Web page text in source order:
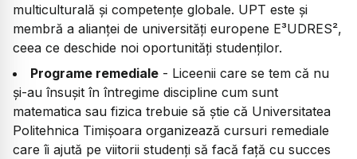
multiculturală și competențe globale. UPT este și
membră a alianței de universități europene E³UDRES²,
ceea ce deschide noi oportunități studenților.
Programe remediale - Liceenii care se tem că nu
și-au însușit în întregime discipline cum sunt
matematica sau fizica trebuie să știe că Universitatea
Politehnica Timișoara organizează cursuri remediale
care îi ajută pe viitorii studenți să facă față cu succes